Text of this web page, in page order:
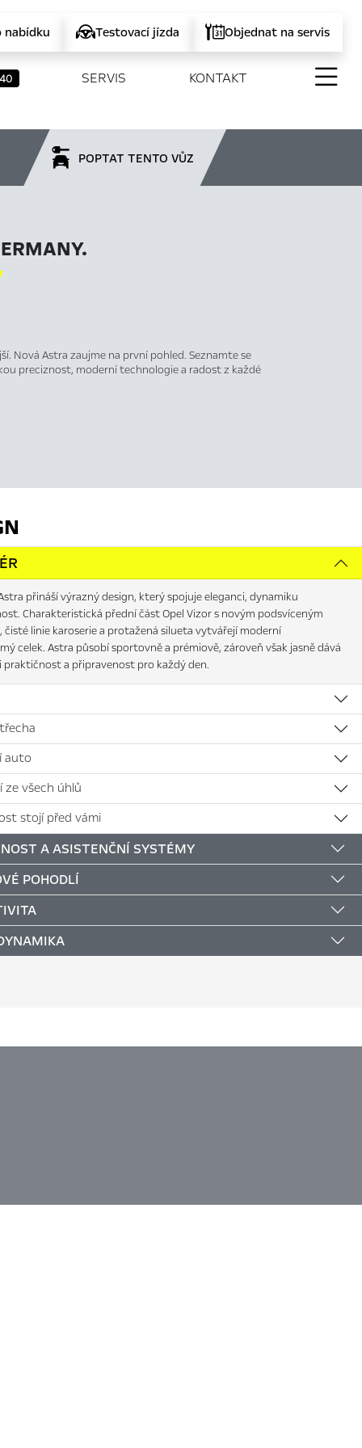
nabídku Testovací jízda Objednat na servis
SERVIS KONTAKT
POPTAT TENTO VŮZ
Nová Astra zaujme na první pohled. Seznamte se
preciznost, moderní technologie a radost z každé
přináší výrazný design, který spojuje eleganci, dynamiku
Charakteristická přední část Opel Vizor s novým podsvíceným
čisté linie karoserie a protažená silueta vytvářejí moderní
celek. Astra působí sportovně a prémiově, zároveň však jasně dává
praktičnost a připravenost pro každý den.
auto
všech úhlů
stojí před vámi
A ASISTENČNÍ SYSTÉMY
POHODLÍ